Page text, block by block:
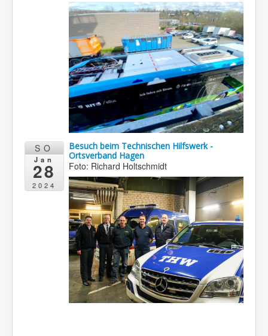
SO
Jan
28
2024
Besuch beim Technischen Hilfswerk -
Ortsverband Hagen
Foto: Richard Holtschmidt